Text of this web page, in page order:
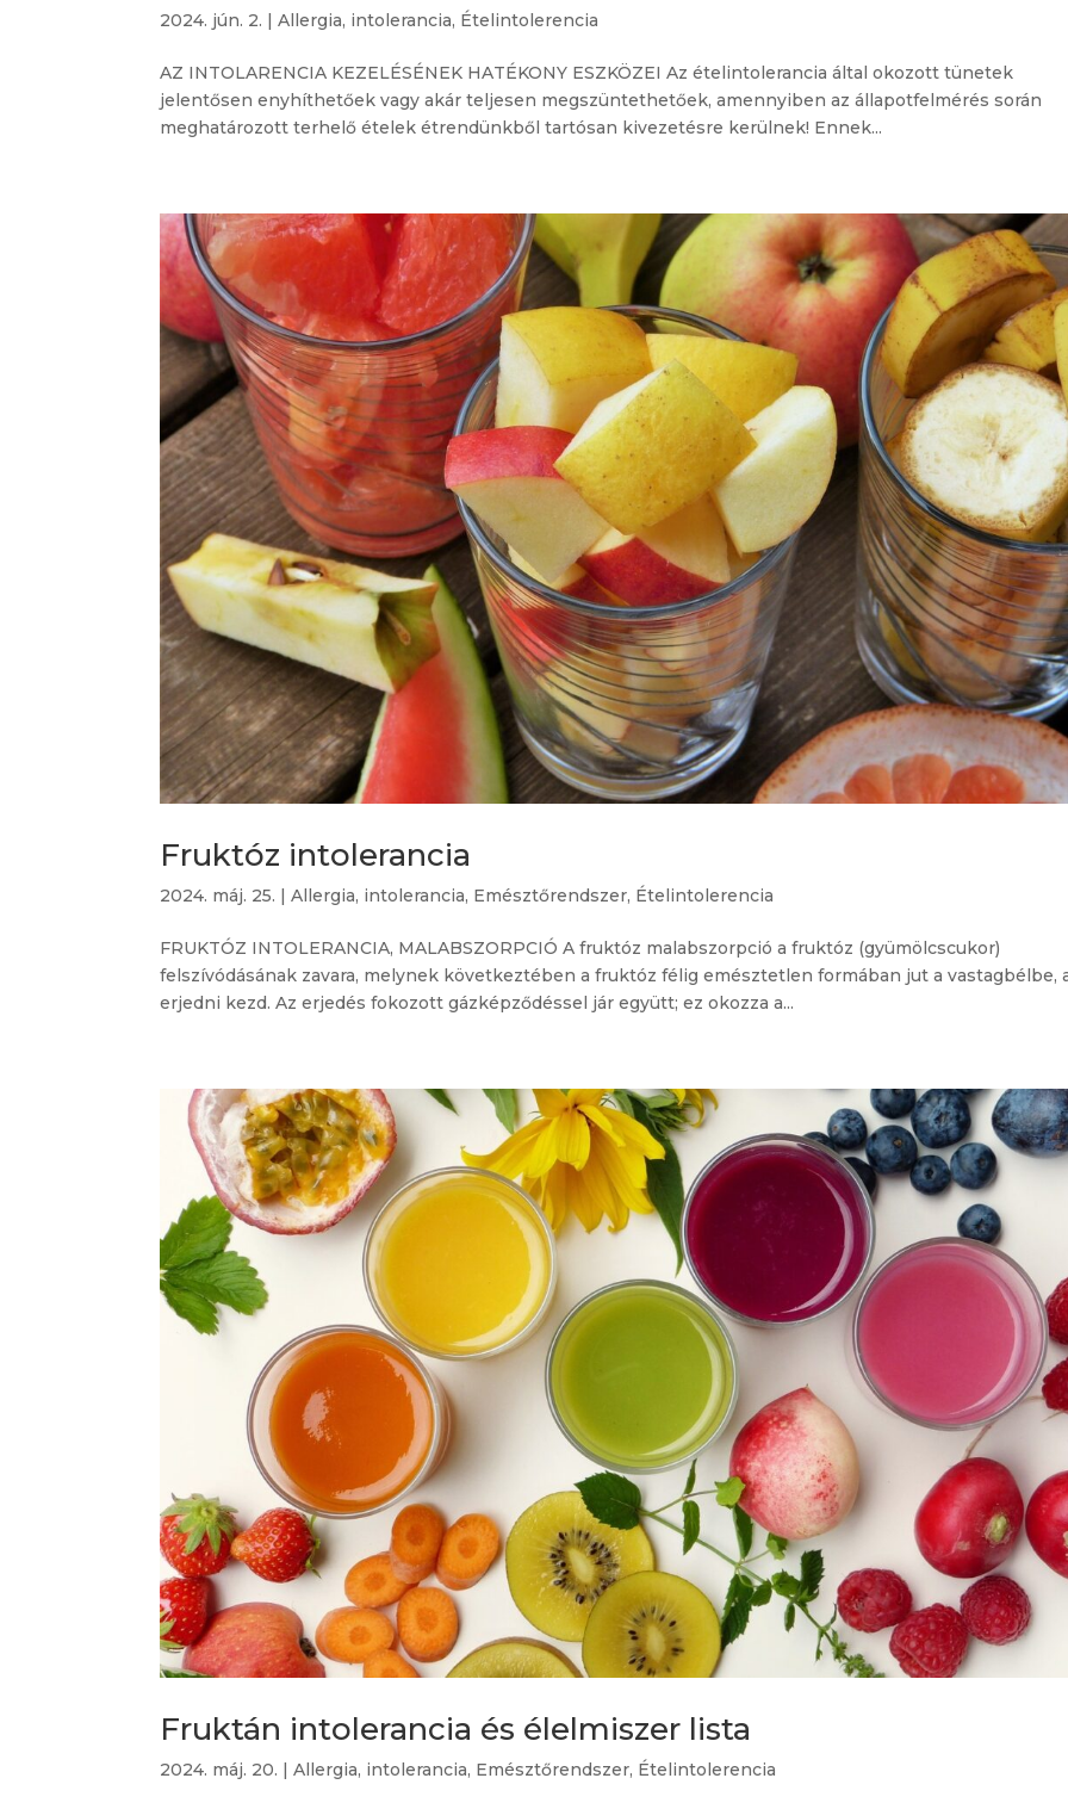
2024. jún. 2. |Allergia, intolerancia, Ételintolerencia
AZ INTOLARENCIA KEZELÉSÉNEK HATÉKONY ESZKÖZEI Az ételintolerancia által okozott tünetek
jelentősen enyhíthetőek vagy akár teljesen megszüntethetőek, amennyiben az állapotfelmérés során
meghatározott terhelő ételek étrendünkből tartósan kivezetésre kerülnek! Ennek...
Fruktóz intolerancia
2024. máj. 25. |Allergia, intolerancia, Emésztőrendszer, Ételintolerencia
FRUKTÓZ INTOLERANCIA, MALABSZORPCIÓ A fruktóz malabszorpció a fruktóz (gyümölcscukor)
felszívódásának zavara, melynek következtében a fruktóz félig emésztetlen formában jut a vastagbélbe,
erjedni kezd. Az erjedés fokozott gázképződéssel jár együtt; ez okozza a...
Fruktán intolerancia és élelmiszer lista
2024. máj. 20. |Allergia, intolerancia, Emésztőrendszer, Ételintolerencia